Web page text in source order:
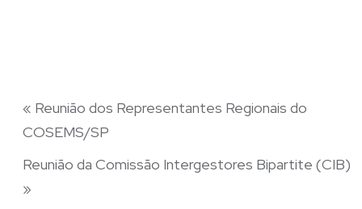
« Reunião dos Representantes Regionais do
COSEMS/SP
Reunião da Comissão Intergestores Bipartite (CIB)
»